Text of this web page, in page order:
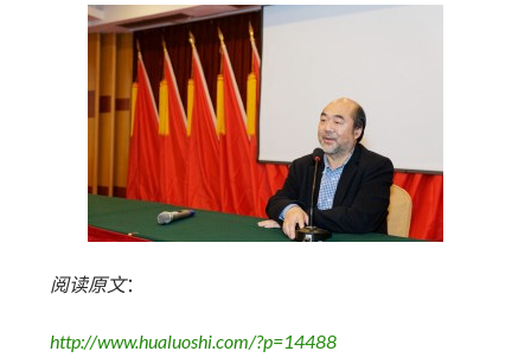
阅读原文：
http://www.hualuoshi.com/?p=14488